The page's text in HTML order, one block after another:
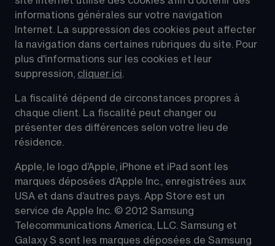
informations générales sur votre navigation
Internet. La suppression des cookies peut affecter
la navigation dans certaines rubriques du site. Pour
plus d'informations sur les cookies et leur
suppression, cliquer ici.
La fiscalité dépend de circonstances propres à
chaque client. La fiscalité peut changer ou
présenter des différences selon votre lieu de
résidence.
Apple, le logo d’Apple, iPhone et iPad sont les
marques déposées d’Apple Inc., enregistrées aux
USA et dans d’autres pays. App Store est un
service de Apple Inc. © 2012 Samsung
Telecommunications America, LLC. Samsung et
Galaxy S sont les marques déposées de Samsung